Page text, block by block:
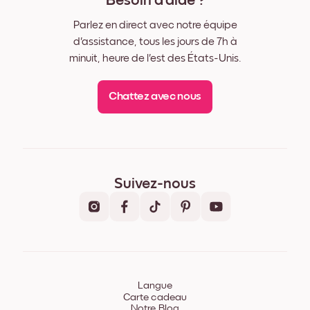
Parlez en direct avec notre équipe
d'assistance, tous les jours de 7h à
minuit, heure de l'est des États-Unis.
Chattez avec nous
Suivez-nous
Langue
Carte cadeau